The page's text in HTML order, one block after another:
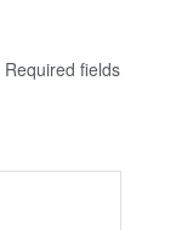
Required fields